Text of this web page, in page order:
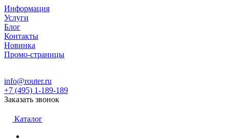
Информация
Услуги
Блог
Контакты
Новинка
Промо-страницы
info@router.ru
+7 (495) 1-189-189
Заказать звонок
Каталог